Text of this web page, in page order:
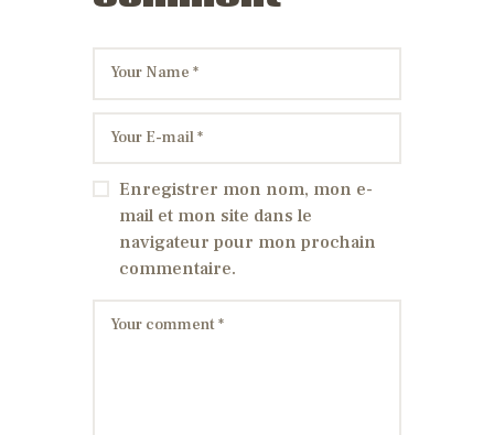
Enregistrer mon nom, mon e-
mail et mon site dans le
navigateur pour mon prochain
commentaire.